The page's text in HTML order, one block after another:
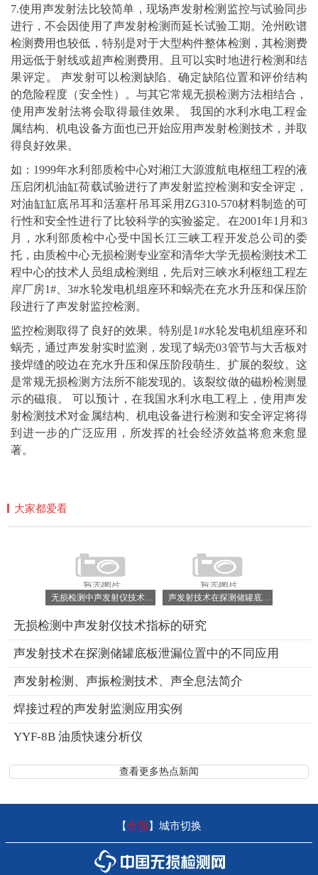
7.使用声发射法比较简单，现场声发射检测监控与试验同步
进行，不会因使用了声发射检测而延长试验工期。沧州欧谱
检测费用也较低，特别是对于大型构件整体检测，其检测费
用远低于射线或超声检测费用。且可以实时地进行检测和结
果评定。 声发射可以检测缺陷、确定缺陷位置和评价结构
的危险程度（安全性）。与其它常规无损检测方法相结合，
使用声发射法将会取得最佳效果。 我国的水利水电工程金
属结构、机电设备方面也已开始应用声发射检测技术，并取
得良好效果。
如：1999年水利部质检中心对湘江大源渡航电枢纽工程的液
压启闭机油缸荷载试验进行了声发射监控检测和安全评定，
对油缸缸底吊耳和活塞杆吊耳采用ZG310-570材料制造的可
行性和安全性进行了比较科学的实验鉴定。在2001年1月和3
月，水利部质检中心受中国长江三峡工程开发总公司的委
托，由质检中心无损检测专业室和清华大学无损检测技术工
程中心的技术人员组成检测组，先后对三峡水利枢纽工程左
岸厂房1#、3#水轮发电机组座环和蜗壳在充水升压和保压阶
段进行了声发射监控检测。
监控检测取得了良好的效果。特别是1#水轮发电机组座环和
蜗壳，通过声发射实时监测，发现了蜗壳03管节与大舌板对
接焊缝的咬边在充水升压和保压阶段萌生、扩展的裂纹。这
是常规无损检测方法所不能发现的。该裂纹做的磁粉检测显
示的磁痕。 可以预计，在我国水利水电工程上，使用声发
射检测技术对金属结构、机电设备进行检测和安全评定将得
到进一步的广泛应用，所发挥的社会经济效益将愈来愈显
著。
大家都爱看
无损检测中声发射仪技术指标的研究
声发射技术在探测储罐底板泄漏位置中的不同应用
声发射检测、声振检测技术、声全息法简介
焊接过程的声发射监测应用实例
YYF-8B 油质快速分析仪
查看更多热点新闻
【全国】 城市切换